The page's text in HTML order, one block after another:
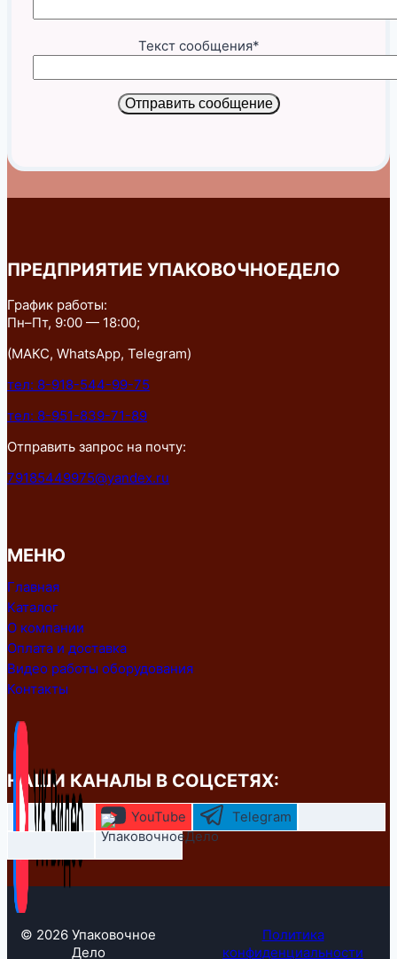
Текст сообщения*
Отправить сообщение
ПРЕДПРИЯТИЕ УПАКОВОЧНОЕДЕЛО
График работы:
Пн–Пт, 9:00 — 18:00;
(МАКС, WhatsApp, Telegram)
тел: 8-918-544-99-75
тел: 8-951-839-71-89
Отправить запрос на почту:
79185449975@yandex.ru
МЕНЮ
Главная
Каталог
О компании
Оплата и доставка
Видео работы оборудования
Контакты
НАШИ КАНАЛЫ В СОЦСЕТЯХ:
YouTube Telegram
© 2026 Упаковочное
Дело
Политика
конфиденциальности